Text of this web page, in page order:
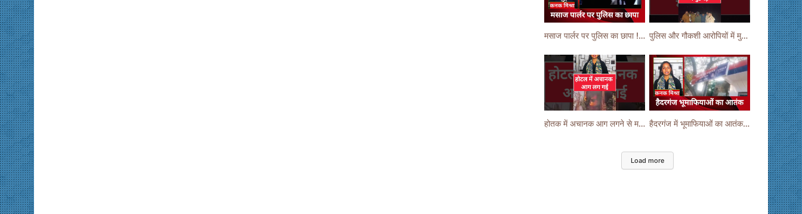
मसाज पार्लर पर पुलिस का छापा ! #viralvideo #trending #parlour पुलिस और गौकशी आरोपियों में मुठभेड़ ! #shortvideo #shorts #shortsfeed
होतक में अचानक आग लगने से मचा हड़कंप ! #shortsfeed #shorts #viralshorts हैदरगंज में भूमाफियाओं का आतंक ! #upnews #viral #viralvideo
Load more